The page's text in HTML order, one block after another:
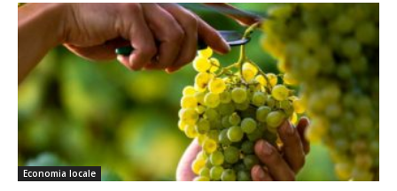
Economia locale